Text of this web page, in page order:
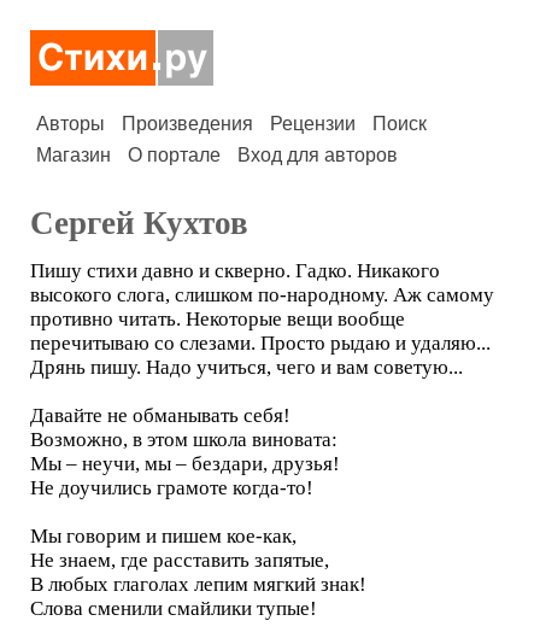
Авторы Произведения Рецензии
Поиск
Магазин
О портале Вход для авторов
Сергей Кухтов
Пишу стихи давно и скверно. Гадко. Никакого
высокого слога, слишком по-народному. Аж самому
противно читать. Некоторые вещи вообще
перечитываю со слезами. Просто рыдаю и удаляю...
Дрянь пишу. Надо учиться, чего и вам советую...
Давайте не обманывать себя!
Возможно, в этом школа виновата:
Мы – неучи, мы – бездари, друзья!
Не доучились грамоте когда-то!
Мы говорим и пишем кое-как,
Не знаем, где расставить запятые,
В любых глаголах лепим мягкий знак!
Слова сменили смайлики тупые!